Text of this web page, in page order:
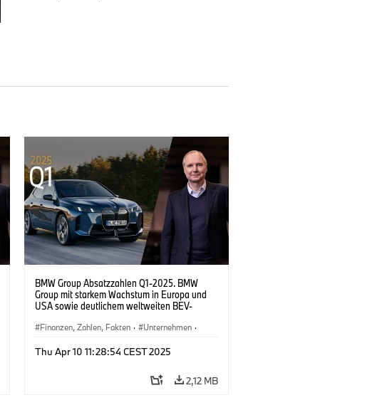
BMW Group Absatzzahlen Q1-2025. BMW
Group mit starkem Wachstum in Europa und
USA sowie deutlichem weltweiten BEV-
Finanzen, Zahlen, Fakten · Unternehmen ·
Thu Apr 10 11:28:54 CEST 2025
2,12 MB